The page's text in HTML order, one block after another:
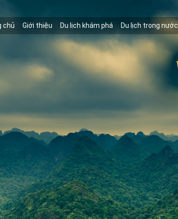
chủ Giới thiệu Du lịch khám phá Du lịch trong nước